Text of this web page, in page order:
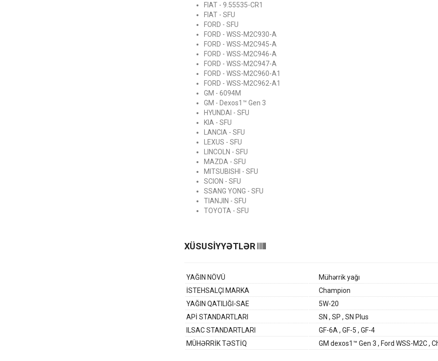
FIAT - 9.55535-CR1
FIAT - SFU
FORD - SFU
FORD - WSS-M2C930-A
FORD - WSS-M2C945-A
FORD - WSS-M2C946-A
FORD - WSS-M2C947-A
FORD - WSS-M2C960-A1
FORD - WSS-M2C962-A1
GM - 6094M
GM - Dexos1™ Gen 3
HYUNDAI - SFU
KIA - SFU
LANCIA - SFU
LEXUS - SFU
LINCOLN - SFU
MAZDA - SFU
MITSUBISHI - SFU
SCION - SFU
SSANG YONG - SFU
TIANJIN - SFU
TOYOTA - SFU
XÜSUSİYYƏTLƏR
YAĞIN NÖVÜ
Mühərrik yağı
İSTEHSALÇI MARKA
Champion
YAĞIN QATILIĞI-SAE
5W-20
APİ STANDARTLARI
SN , SP , SN Plus
ILSAC STANDARTLARI
GF-6A , GF-5 , GF-4
MÜHƏRRİK TƏSTİQ
GM dexos1™ Gen 3 , Ford WSS-M2C ,